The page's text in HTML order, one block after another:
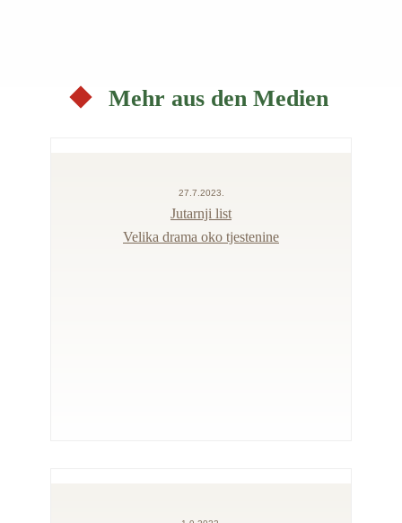
Mehr aus den Medien
27.7.2023.
Jutarnji list
Velika drama oko tjestenine